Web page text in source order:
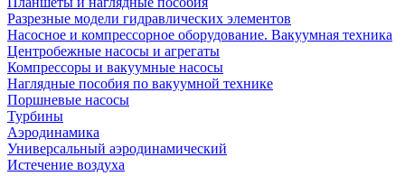
Разрезные модели гидравлических элементов
Насосное и компрессорное оборудование. Вакуумная техника
Центробежные насосы и агрегаты
Компрессоры и вакуумные насосы
Наглядные пособия по вакуумной технике
Поршневые насосы
Турбины
Аэродинамика
Универсальный аэродинамический
Истечение воздуха